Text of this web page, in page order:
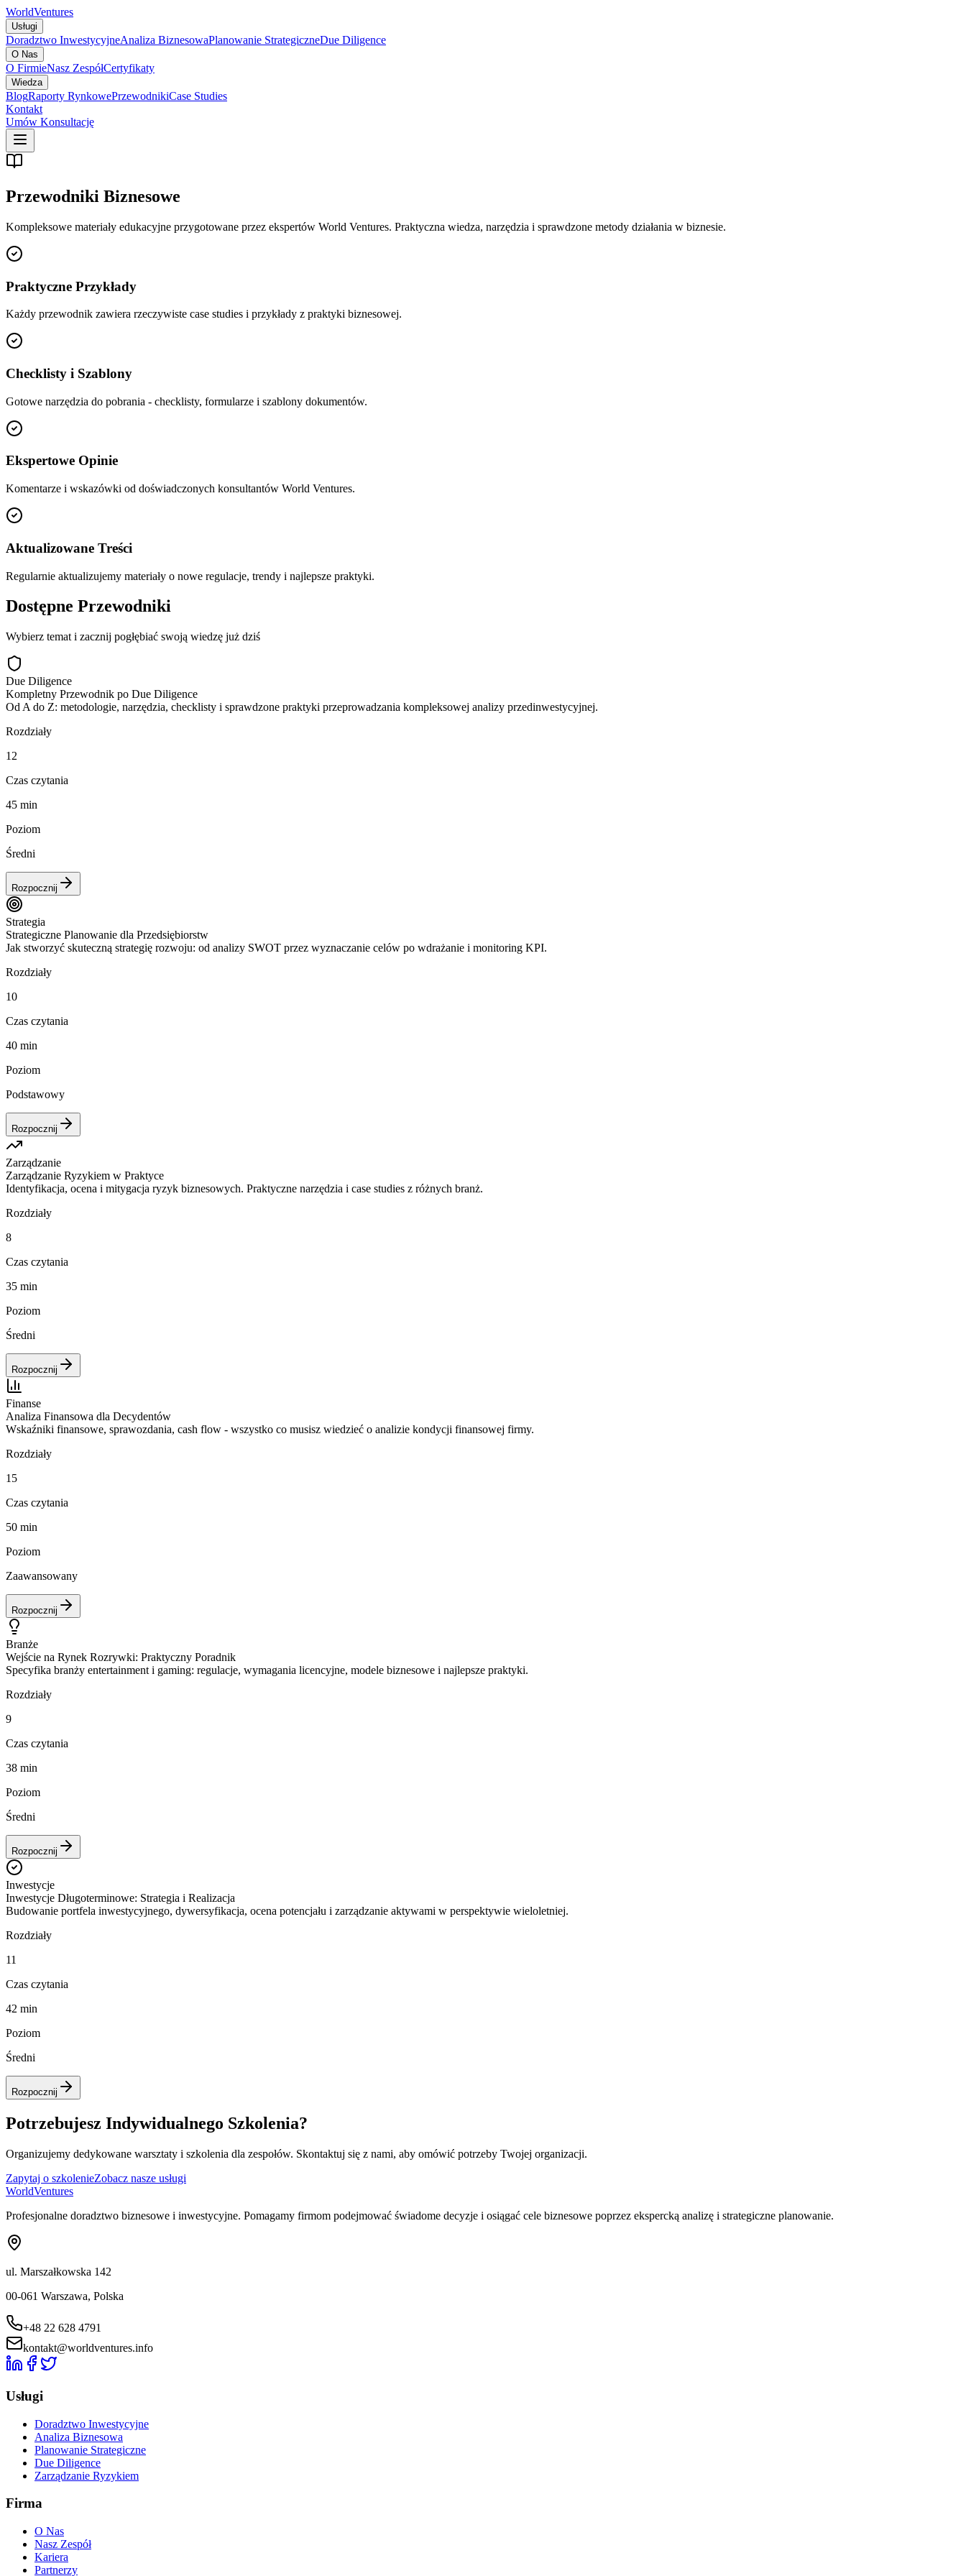
WorldVentures
Usługi
Doradztwo InwestycyjneAnaliza BiznesowaPlanowanie StrategiczneDue Diligence
O Nas
O FirmieNasz ZespółCertyfikaty
Wiedza
BlogRaporty RynkowePrzewodnikiCase Studies
Kontakt
Umów Konsultację
Przewodniki Biznesowe
Kompleksowe materiały edukacyjne przygotowane przez ekspertów World Ventures. Praktyczna wiedza, narzędzia i sprawdzone metody działania w biznesie.
Praktyczne Przykłady
Każdy przewodnik zawiera rzeczywiste case studies i przykłady z praktyki biznesowej.
Checklisty i Szablony
Gotowe narzędzia do pobrania - checklisty, formularze i szablony dokumentów.
Ekspertowe Opinie
Komentarze i wskazówki od doświadczonych konsultantów World Ventures.
Aktualizowane Treści
Regularnie aktualizujemy materiały o nowe regulacje, trendy i najlepsze praktyki.
Dostępne Przewodniki
Wybierz temat i zacznij pogłębiać swoją wiedzę już dziś
Due Diligence
Kompletny Przewodnik po Due Diligence
Od A do Z: metodologie, narzędzia, checklisty i sprawdzone praktyki przeprowadzania kompleksowej analizy przedinwestycyjnej.
Rozdziały
12
Czas czytania
45 min
Poziom
Średni
Rozpocznij
Strategia
Strategiczne Planowanie dla Przedsiębiorstw
Jak stworzyć skuteczną strategię rozwoju: od analizy SWOT przez wyznaczanie celów po wdrażanie i monitoring KPI.
Rozdziały
10
Czas czytania
40 min
Poziom
Podstawowy
Rozpocznij
Zarządzanie
Zarządzanie Ryzykiem w Praktyce
Identyfikacja, ocena i mitygacja ryzyk biznesowych. Praktyczne narzędzia i case studies z różnych branż.
Rozdziały
8
Czas czytania
35 min
Poziom
Średni
Rozpocznij
Finanse
Analiza Finansowa dla Decydentów
Wskaźniki finansowe, sprawozdania, cash flow - wszystko co musisz wiedzieć o analizie kondycji finansowej firmy.
Rozdziały
15
Czas czytania
50 min
Poziom
Zaawansowany
Rozpocznij
Branże
Wejście na Rynek Rozrywki: Praktyczny Poradnik
Specyfika branży entertainment i gaming: regulacje, wymagania licencyjne, modele biznesowe i najlepsze praktyki.
Rozdziały
9
Czas czytania
38 min
Poziom
Średni
Rozpocznij
Inwestycje
Inwestycje Długoterminowe: Strategia i Realizacja
Budowanie portfela inwestycyjnego, dywersyfikacja, ocena potencjału i zarządzanie aktywami w perspektywie wieloletniej.
Rozdziały
11
Czas czytania
42 min
Poziom
Średni
Rozpocznij
Potrzebujesz Indywidualnego Szkolenia?
Organizujemy dedykowane warsztaty i szkolenia dla zespołów. Skontaktuj się z nami, aby omówić potrzeby Twojej organizacji.
Zapytaj o szkolenieZobacz nasze usługi
WorldVentures
Profesjonalne doradztwo biznesowe i inwestycyjne. Pomagamy firmom podejmować świadome decyzje i osiągać cele biznesowe poprzez ekspercką analizę i strategiczne planowanie.
ul. Marszałkowska 142
00-061 Warszawa, Polska
+48 22 628 4791
kontakt@worldventures.info
Usługi
Doradztwo Inwestycyjne
Analiza Biznesowa
Planowanie Strategiczne
Due Diligence
Zarządzanie Ryzykiem
Firma
O Nas
Nasz Zespół
Kariera
Partnerzy